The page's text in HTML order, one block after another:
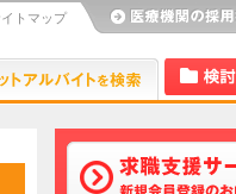
トマップ
Dr.アルなび